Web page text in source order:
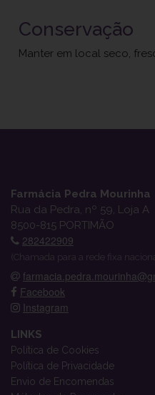
Conservação
Manter em local seco,
Farmácia Pedra Mourinha
Rua da Pedra, nº 59, Loja A
8500-815 PORTIMÃO
282422909
(Chamada para a rede fixa
Facebook
Instagram
LINKS
Política de Cookies
Política de Privacidade
Envio de Encomendas